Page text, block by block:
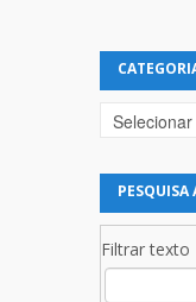
Categorias
PESQUISA
Filtrar texto